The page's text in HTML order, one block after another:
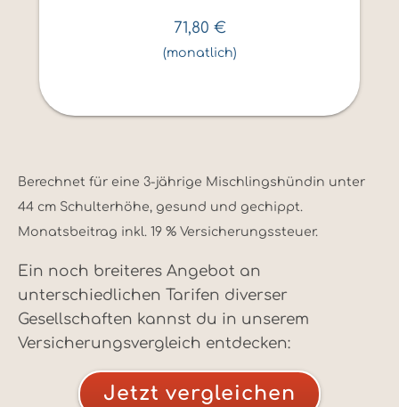
71,80 €
(monatlich)
Berechnet für eine 3-jährige Mischlingshündin unter
44 cm Schulterhöhe, gesund und gechippt.
Monatsbeitrag inkl. 19 % Versicherungssteuer.
Ein noch breiteres Angebot an
unterschiedlichen Tarifen diverser
Gesellschaften kannst du in unserem
Versicherungsvergleich entdecken:
Jetzt vergleichen